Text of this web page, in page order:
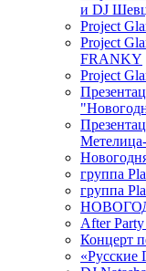
и DJ
Project
Project
FRANKY
Project
группа
группа
After
Концерт
«Русские